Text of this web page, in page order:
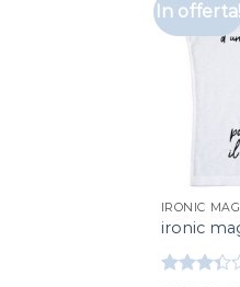
In offerta!
IRONIC
ironic